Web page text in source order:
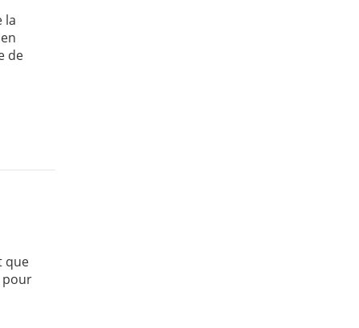
la
de
que
pour